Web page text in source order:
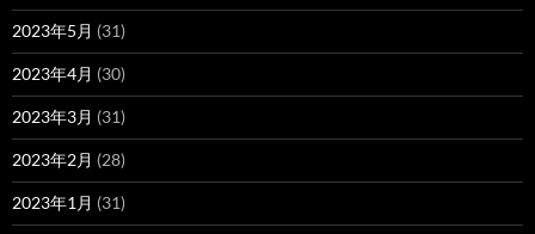
2023年5月 (31)
2023年4月 (30)
2023年3月 (31)
2023年2月 (28)
2023年1月 (31)